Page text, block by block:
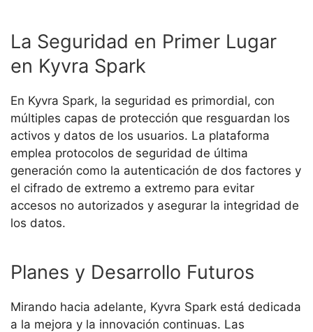
La Seguridad en Primer Lugar
en Kyvra Spark
En Kyvra Spark, la seguridad es primordial, con
múltiples capas de protección que resguardan los
activos y datos de los usuarios. La plataforma
emplea protocolos de seguridad de última
generación como la autenticación de dos factores y
el cifrado de extremo a extremo para evitar
accesos no autorizados y asegurar la integridad de
los datos.
Planes y Desarrollo Futuros
Mirando hacia adelante, Kyvra Spark está dedicada
a la mejora y la innovación continuas. Las